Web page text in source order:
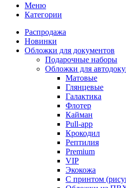
Меню
Категории
Распродажа
Новинки
Обложки для документов
Подарочные наборы
Обложки для
Матовые
Глянцевые
Галактика
Флотер
Кайман
Pull-app
Крокодил
Рептилия
Premium
VIP
Экокожа
С принтом